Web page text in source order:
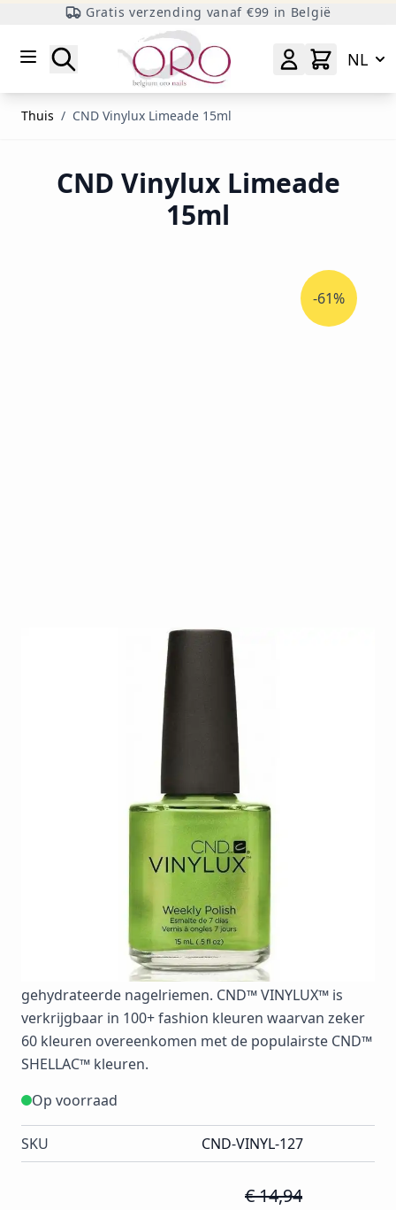
Gratis verzending vanaf €99 in België
Zoeken
NL
Thuis / CND Vinylux Limeade 15ml
CND Vinylux Limeade
15ml
-61%
VINYLUX™ Weekly Polish van CND is een
revolutionair polish systeem dat zorgt voor een
week lang perfect gelakte nagels! Het VINYLUX™
Weekly Polish systeem bestaat uit een colorcoat met
ProLight technologie waardoor deze in daglicht blijft
uitharden. Hierdoor wordt de polish sterker
naarmate de week vordert en bljift de hoogglans
finish behouden. Breng twee of naar wens drie
laagjes VINYLUX™ Weekly Polish colorcoat aan op
schone nagels. Breng vervolgens een laagje topcoat
aan en laat drogen voor 8,5 minuut. Breng naar
wens CND™ SOLAROIL™ aan voor zachte en
gehydrateerde nagelriemen. CND™ VINYLUX™ is
verkrijgbaar in 100+ fashion kleuren waarvan zeker
60 kleuren overeenkomen met de populairste CND™
SHELLAC™ kleuren.
Op voorraad
SKU CND-VINYL-127
€ 14,94